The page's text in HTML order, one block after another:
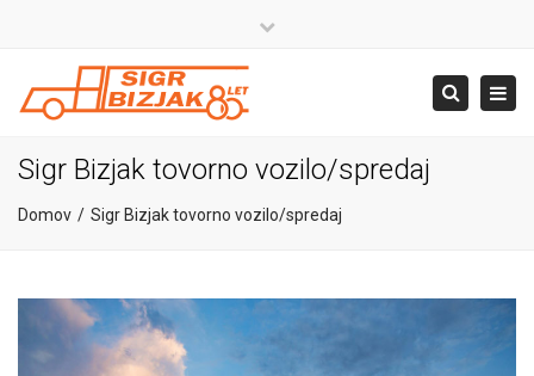
+386 4 581 37 00
Search
Sigr Bizjak tovorno vozilo/spredaj
Domov Sigr Bizjak tovorno vozilo/spredaj